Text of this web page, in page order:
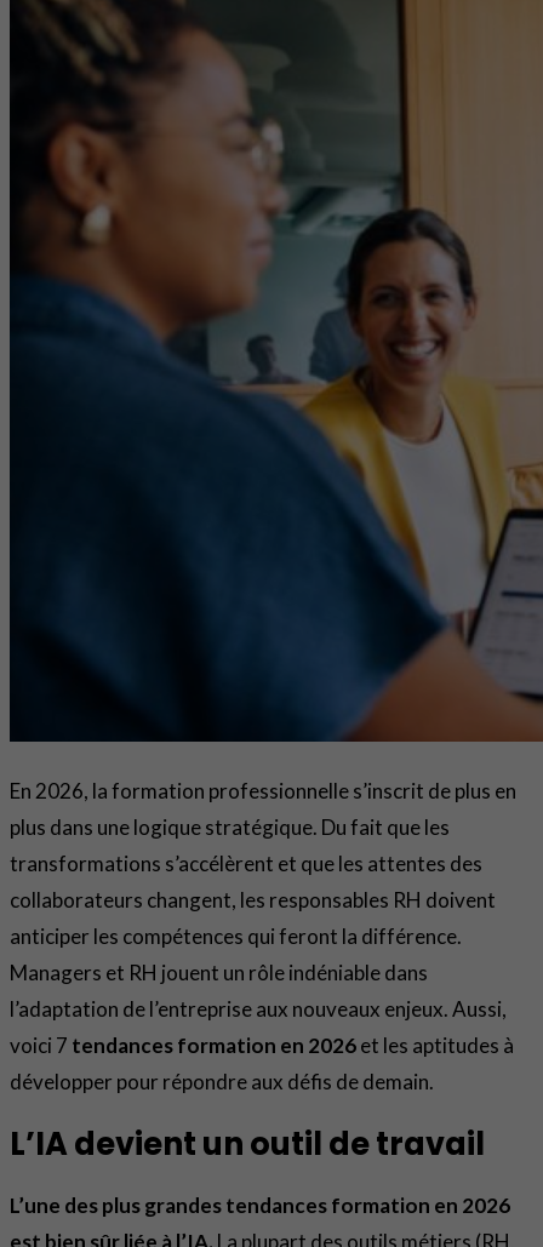
En 2026, la formation professionnelle s’inscrit de plus en
plus dans une logique stratégique. Du fait que les
transformations s’accélèrent et que les attentes des
collaborateurs changent, les responsables RH doivent
anticiper les compétences qui feront la différence.
Managers et RH jouent un rôle indéniable dans
l’adaptation de l’entreprise aux nouveaux enjeux. Aussi,
voici 7 tendances formation en 2026et les aptitudes à
développer pour répondre aux défis de demain.
L’IA devient un outil de travail
L’une des plus grandes tendances formation en 2026
est bien sûr liée à l’IA. La plupart des outils métiers (RH,